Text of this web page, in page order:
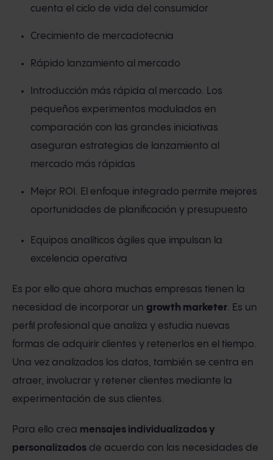
cuenta el ciclo de vida del consumidor
Crecimiento de mercadotecnia
Rápido lanzamiento al mercado
Introducción más rápida al mercado. Los
pequeños experimentos modulados en
comparación con las grandes iniciativas
aseguran estrategias de lanzamiento al
mercado más rápidas
Mejor ROI. El enfoque integrado permite mejores
oportunidades de planificación y presupuesto
Equipos analíticos ágiles que impulsan la
excelencia operativa
Es por ello que ahora muchas empresas tienen la
necesidad de incorporar un growth marketer. Es un
perfil profesional que analiza y estudia nuevas
formas de adquirir clientes y retenerlos en el tiempo.
Una vez analizados los datos, también se centra en
atraer, involucrar y retener clientes mediante la
experimentación de sus clientes.
Para ello crea mensajes individualizados y
personalizados de acuerdo con las necesidades de